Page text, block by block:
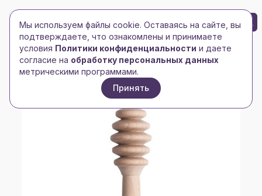
Toggle navigation
Toggle navigation
БРЕНД-ЛОГО 0
Главная/Чашки, кружки, бокалы/
Кухонные принадлежности/ Ложка для меда, малая
Мы используем файлы cookie. Оставаясь на сайте, вы
подтверждаете, что ознакомлены и принимаете
условия Политики конфиденциальности и даете
согласие на обработку персональных данных
метрическими программами.
Принять